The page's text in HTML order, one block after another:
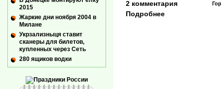
2 комментария
Подробнее
2015
Жаркие дни ноября 2004 в
Милане
Укрзализныця ставит
сканеры для билетов,
купленных через Сеть
280 ящиков водки